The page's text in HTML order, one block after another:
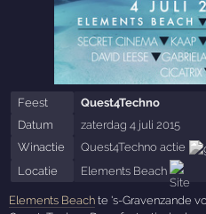
Feest
Quest4Techno
Datum
zaterdag 4 juli 2015
Winactie
Quest4Techno actie
Locatie
Elements Beach
Elements Beach te 's-Gravenzande